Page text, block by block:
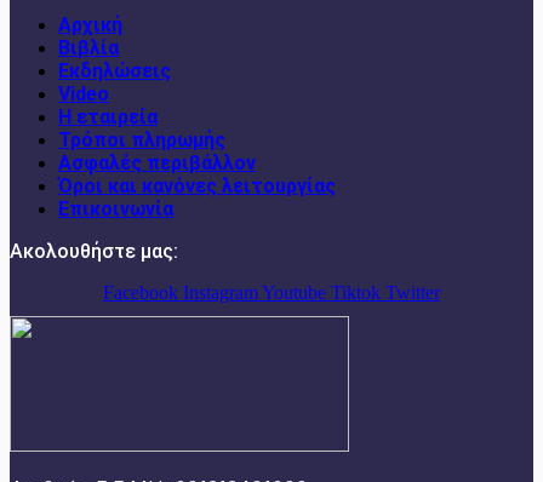
Αρχική
Βιβλία
Εκδηλώσεις
Video
Η εταιρεία
Τρόποι πληρωμής
Ασφαλές περιβάλλον
Όροι και κανόνες λειτουργίας
Επικοινωνία
Ακολουθήστε μας:
Facebook InstagramYoutube Tiktok Twitter